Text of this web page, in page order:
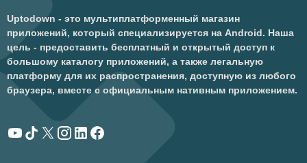
Uptodown - это мультиплатформенный магазин
приложений, который специализируется на Android. Наша
цель - предоставить бесплатный и открытый доступ к
большому каталогу приложений, а также легальную
платформу для их распространения, доступную из любого
браузера, вместе с официальным нативным приложением.